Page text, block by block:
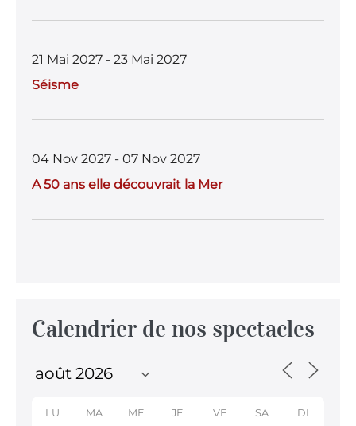
21 Mai 2027 - 23 Mai 2027
Séisme
04 Nov 2027 - 07 Nov 2027
A 50 ans elle découvrait la Mer
Calendrier de nos spectacles
LU MA ME JE VE SA DI